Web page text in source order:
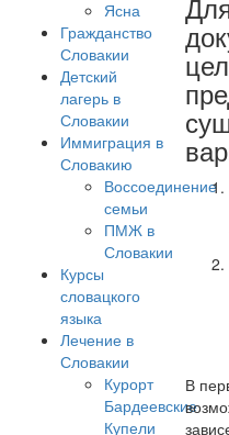
Ясна
Гражданство
Словакии
Детский
лагерь в
Словакии
Иммиграция в
Словакию
Воссоединение
семьи
ПМЖ в
Словакии
Курсы
словацкого
языка
Лечение в
Словакии
Курорт
Бардеевские
Купели
В